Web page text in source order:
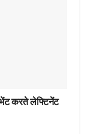
करते लेफ्टिनेंट